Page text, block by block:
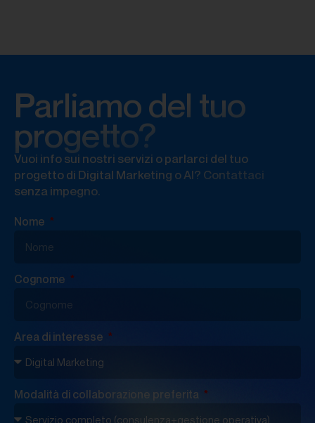
Parliamo del tuo
progetto?
Vuoi info sui nostri servizi o parlarci del tuo
progetto di Digital Marketing o AI? Contattaci
senza impegno.
Nome
Cognome
Area di interesse
Modalità di collaborazione preferita